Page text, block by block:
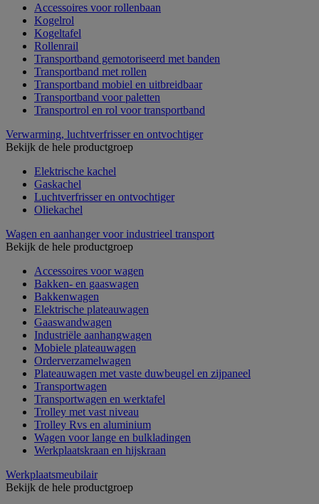
Accessoires voor rollenbaan
Kogelrol
Kogeltafel
Rollenrail
Transportband gemotoriseerd met banden
Transportband met rollen
Transportband mobiel en uitbreidbaar
Transportband voor paletten
Transportrol en rol voor transportband
Verwarming, luchtverfrisser en ontvochtiger
Bekijk de hele productgroep
Elektrische kachel
Gaskachel
Luchtverfrisser en ontvochtiger
Oliekachel
Wagen en aanhanger voor industrieel transport
Bekijk de hele productgroep
Accessoires voor wagen
Bakken- en gaaswagen
Bakkenwagen
Elektrische plateauwagen
Gaaswandwagen
Industriële aanhangwagen
Mobiele plateauwagen
Orderverzamelwagen
Plateauwagen met vaste duwbeugel en zijpaneel
Transportwagen
Transportwagen en werktafel
Trolley met vast niveau
Trolley Rvs en aluminium
Wagen voor lange en bulkladingen
Werkplaatskraan en hijskraan
Werkplaatsmeubilair
Bekijk de hele productgroep